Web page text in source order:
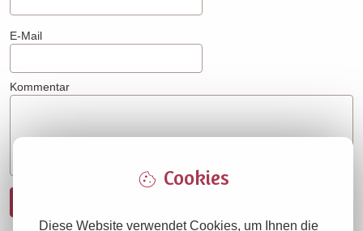
E-Mail
Kommentar
Cookies
Diese Website verwendet Cookies, um Ihnen die